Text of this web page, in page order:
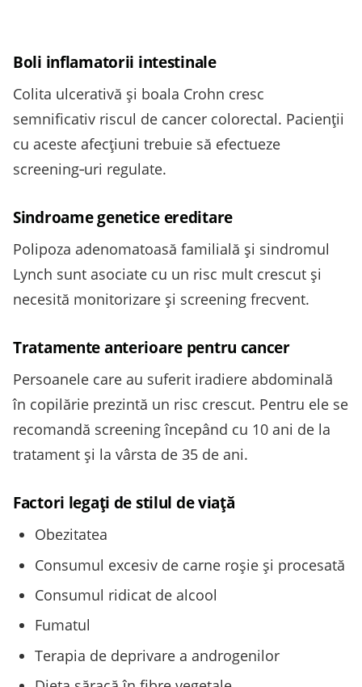
Boli inflamatorii intestinale
Colita ulcerativă și boala Crohn cresc
semnificativ riscul de cancer colorectal. Pacienţii
cu aceste afecţiuni trebuie să efectueze
screening‑uri regulate.
Sindroame genetice ereditare
Polipoza adenomatoasă familială și sindromul
Lynch sunt asociate cu un risc mult crescut și
necesită monitorizare și screening frecvent.
Tratamente anterioare pentru cancer
Persoanele care au suferit iradiere abdominală
în copilărie prezintă un risc crescut. Pentru ele se
recomandă screening începând cu 10 ani de la
tratament și la vârsta de 35 de ani.
Factori legaţi de stilul de viață
Obezitatea
Consumul excesiv de carne roșie și procesată
Consumul ridicat de alcool
Fumatul
Terapia de deprivare a androgenilor